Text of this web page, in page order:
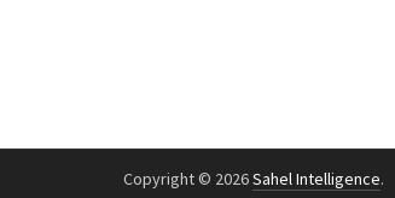
Copyright © 2026Sahel Intelligence.